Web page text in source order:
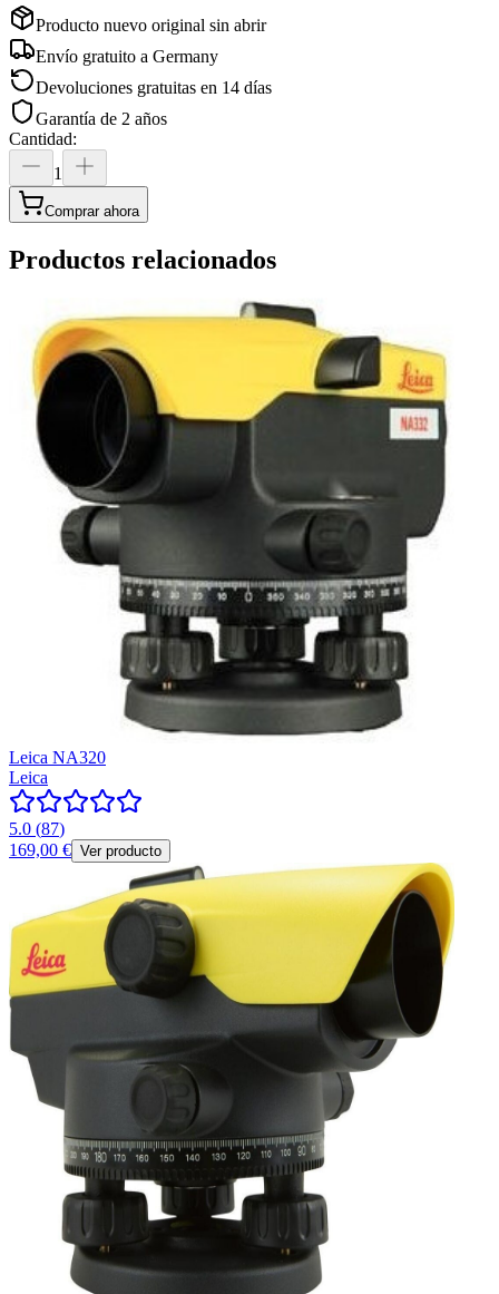
Producto nuevo original sin abrir
Envío gratuito a Germany
Devoluciones gratuitas en 14 días
Garantía de 2 años
Cantidad:
1
Comprar ahora
Productos relacionados
Leica NA320
Leica
5.0 (87)
169,00 € Ver producto